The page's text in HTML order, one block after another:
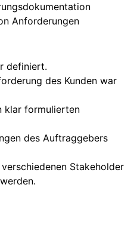
Anforderungen
definiert.
des Kunden war
klar formulierten
des Auftraggebers
Stakeholder